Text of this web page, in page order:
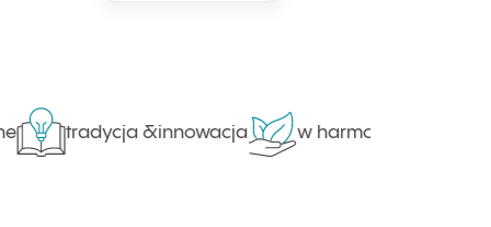
tradycja &innowacja w harmonii z naturą